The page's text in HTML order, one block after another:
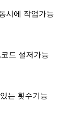
시에 작업가능
드 설저가능
는 횟수기능